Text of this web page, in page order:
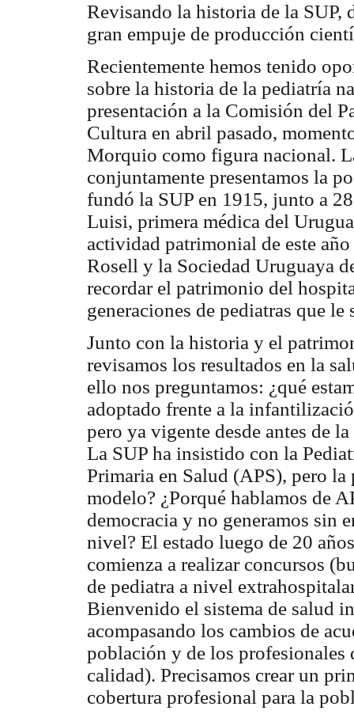
Revisando la historia de la SUP,
gran empuje de producción
Recientemente hemos tenido
sobre la historia de la pediatría
presentación a la Comisión del
Cultura en abril pasado,
Morquio como figura nacional.
conjuntamente presentamos la
fundó la SUP en 1915, junto a
Luisi, primera médica del
actividad patrimonial de este
Rosell y la Sociedad Uruguaya
recordar el patrimonio del
generaciones de pediatras que
Junto con la historia y el
revisamos los resultados en la
ello nos preguntamos: ¿qué
adoptado frente a la
pero ya vigente desde antes de
La SUP ha insistido con la
Primaria en Salud (APS), pero la
modelo? ¿Porqué hablamos de
democracia y no generamos sin
nivel? El estado luego de 20
comienza a realizar concursos
de pediatra a nivel
Bienvenido el sistema de salud
acompasando los cambios de
población y de los profesionales
calidad). Precisamos crear un
cobertura profesional para la